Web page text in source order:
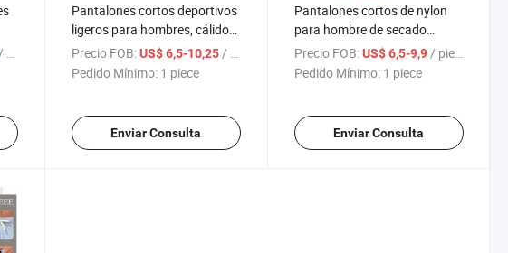
/ piece
Pantalones cortos deportivos
ligeros para hombres, cálidos,
casuales, ideales para fitness,
exteriores, correr, senderismo,
tenis, fútbol, pantalones de
Precio FOB: US$ 6,5-10,25 / piece
Pedido Mínimo: 1 piece
Enviar Consulta
Pantalones cortos de nylon
para hombre de secado
rápido, casuales, de cinco
pulgadas, pantalones cortos
deportivos en blanco
Precio FOB: US$ 6,5-9,9 / piece
Pedido Mínimo: 1 piece
Enviar Consulta